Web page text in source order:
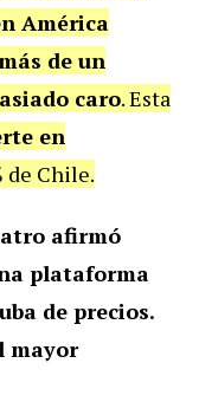
América
de un
caro. Esta
en
de Chile.
afirmó
plataforma
de precios.
mayor